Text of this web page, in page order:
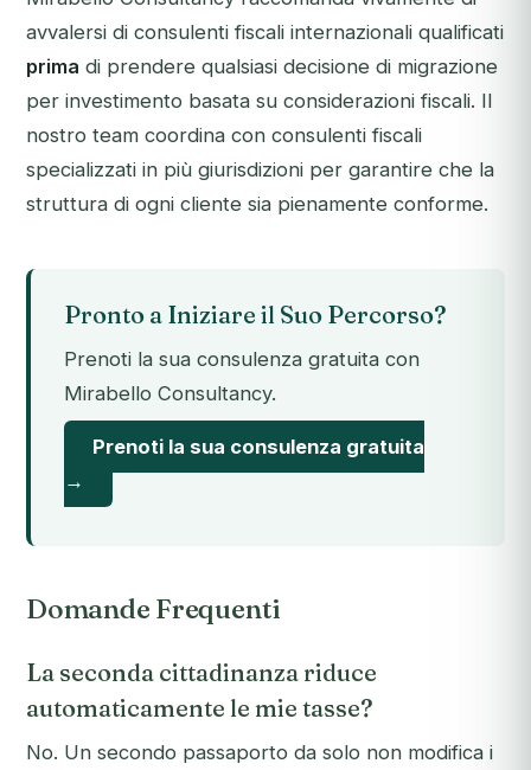
avvalersi di consulenti fiscali internazionali qualificati
prima di prendere qualsiasi decisione di migrazione
per investimento basata su considerazioni fiscali. Il
nostro team coordina con consulenti fiscali
specializzati in più giurisdizioni per garantire che la
struttura di ogni cliente sia pienamente conforme.
Pronto a Iniziare il Suo Percorso?
Prenoti la sua consulenza gratuita con
Mirabello Consultancy.
Prenoti la sua consulenza gratuita
→
Domande Frequenti
La seconda cittadinanza riduce
automaticamente le mie tasse?
No. Un secondo passaporto da solo non modifica i